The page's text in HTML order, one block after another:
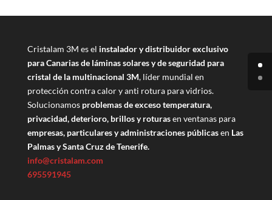
Cristalam 3M es el instalador y distribuidor exclusivo
para Canarias de láminas solares y de seguridad para
cristal de la multinacional 3M, líder mundial en
protección contra calor y anti rotura para vidrios.
Solucionamos problemas de exceso temperatura,
privacidad, deterioro, brillos y roturasen ventanas para
empresas, particulares y administraciones públicasen Las
Palmas y Santa Cruz de Tenerife.
info@cristalam.com
695591945